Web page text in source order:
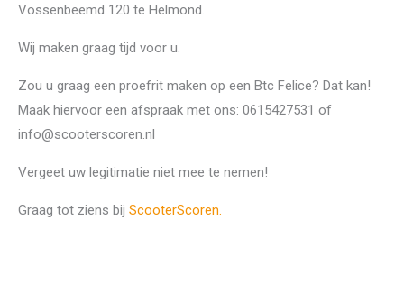
Vossenbeemd 120 te Helmond.
Wij maken graag tijd voor u.
Zou u graag een proefrit maken op een Btc Felice? Dat kan!
Maak hiervoor een afspraak met ons: 0615427531 of
info@scooterscoren.nl
Vergeet uw legitimatie niet mee te nemen!
Graag tot ziens bij ScooterScoren.